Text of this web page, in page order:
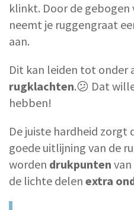
klinkt. Door de
neemt je ruggengraat
aan.
Dit kan leiden tot onder
rugklachten.😕 Dat
hebben!
De juiste hardheid zorgt
goede uitlijning van de
worden drukpunten
de lichte delen extra